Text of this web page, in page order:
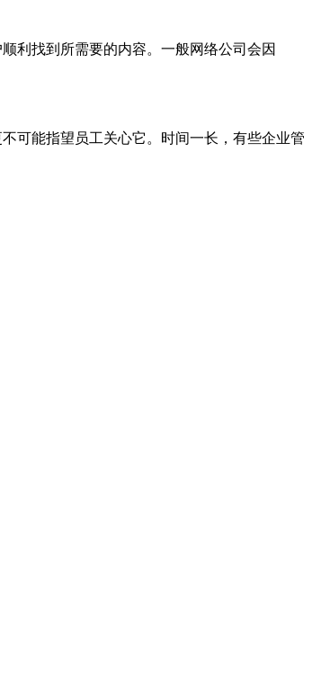
利找到所需要的内容。一般网络公司会因
可能指望员工关心它。时间一长，有些企业管